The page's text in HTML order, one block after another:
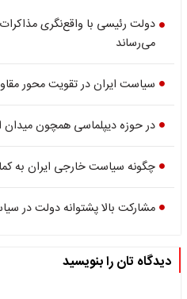
دولت رئیسی با واقع‌نگری
می‌رساند
سیاست ایران در تقویت محور
در حوزه دیپلماسی همچون
چگونه سیاست خارجی ایران به
مشارکت بالا پشتوانه دولت در
دیدگاه تان را بنویسید